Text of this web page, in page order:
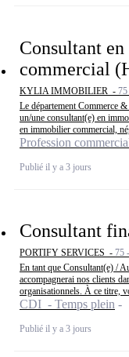
Consultant
commercial
KYLIA IMMOBILIER -
Le département Commerce
un/une consultant(e) en
en immobilier commercial,
Profession
Publié il y a 3 jours
Consultant
PORTIFY SERVICES - 75
En tant que Consultant(e) /
accompagnerai nos clients
organisationnels. À ce titre,
CDI - Temps plein
Publié il y a 3 jours